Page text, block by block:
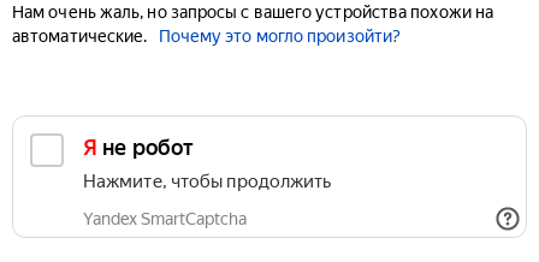
Нам очень жаль, но запросы с вашего устройства похожи на
автоматические.
Почему это могло произойти?
Я не робот
Нажмите, чтобы продолжить
Yandex SmartCaptcha